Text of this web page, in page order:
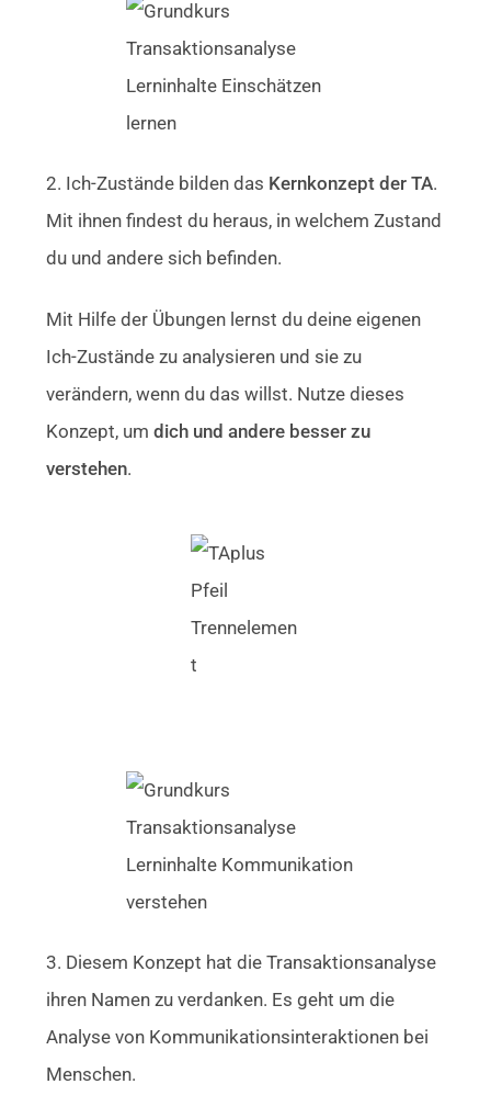
2. Ich-Zustände bilden das Kernkonzept der TA.
Mit ihnen findest du heraus, in welchem Zustand
du und andere sich befinden.
Mit Hilfe der Übungen lernst du deine eigenen
Ich-Zustände zu analysieren und sie zu
verändern, wenn du das willst. Nutze dieses
Konzept, um dich und andere besser zu
verstehen.
3. Diesem Konzept hat die Transaktionsanalyse
ihren Namen zu verdanken. Es geht um die
Analyse von Kommunikationsinteraktionen bei
Menschen.